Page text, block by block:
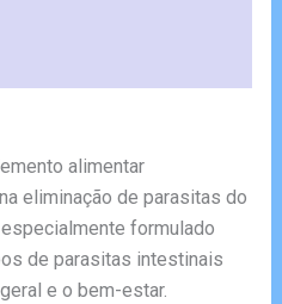
alimentar
eliminação de parasitas do
formulado
de parasitas intestinais
e o bem-estar.